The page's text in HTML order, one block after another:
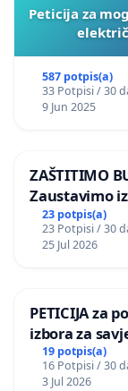
Peticija za
587 potpis(a)
33 Potpisi / 30
9 Jun 2025
ZAŠTITIMO
Zaustavimo
Vedrine na
23 potpis(a)
23 Potpisi / 30
25 Jul 2026
PETICIJA za
izbora za
Bugojno
19 potpis(a)
16 Potpisi / 30
3 Jul 2026